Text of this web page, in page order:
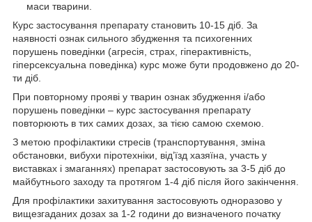
маси тварини.
Курс застосування препарату становить 10-15 діб. За
наявності ознак сильного збудження та психогенних
порушень поведінки (агресія, страх, гіперактивність,
гіперсексуальна поведінка) курс може бути продовжено до 20-
ти діб.
При повторному прояві у тварин ознак збудження і/або
порушень поведінки – курс застосування препарату
повторюють в тих самих дозах, за тією самою схемою.
З метою профілактики стресів (транспортування, зміна
обстановки, вибухи піротехніки, від’їзд хазяїна, участь у
виставках і змаганнях) препарат застосовують за 3-5 діб до
майбутнього заходу та протягом 1-4 діб після його закінчення.
Для профілактики захитування застосовують одноразово у
вищезгаданих дозах за 1-2 години до визначеного початку